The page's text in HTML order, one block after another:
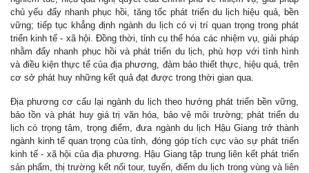
chủ yếu đẩy nhanh phục hồi, tăng tốc phát triển du lịch hiệu quả, bền
vững; tiếp tục khẳng định ngành du lịch có vị trí quan trọng trong phát
triển kinh tế - xã hội. Đồng thời, tỉnh cụ thể hóa các nhiệm vụ, giải pháp
nhằm đẩy nhanh phục hồi và phát triển du lịch, phù hợp với tình hình
và điều kiện thực tế của địa phương, đảm bảo thiết thực, hiệu quả, trên
cơ sở phát huy những kết quả đạt được trong thời gian qua.
Địa phương cơ cấu lại ngành du lịch theo hướng phát triển bền vững,
bảo tồn và phát huy giá trị văn hóa, bảo vệ môi trường; phát triển du
lịch có trọng tâm, trọng điểm, đưa ngành du lịch Hậu Giang trở thành
ngành kinh tế quan trọng của tỉnh, đóng góp tích cực vào sự phát triển
kinh tế - xã hội của địa phương. Hậu Giang tập trung liên kết phát triển
sản phẩm, thị trường kết nối tour, tuyến, điểm du lịch trong vùng và liên